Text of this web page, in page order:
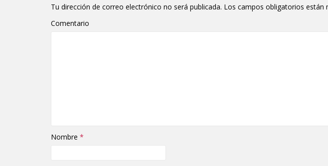
Tu dirección de correo electrónico no será publicada. Los campos obligatorios están
Comentario
Nombre *